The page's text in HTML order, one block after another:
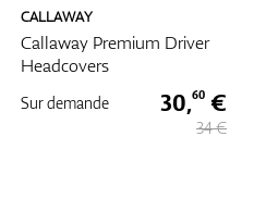
CALLAWAY
Callaway Premium Driver
Headcovers
Sur demande 30,60 €
34 €